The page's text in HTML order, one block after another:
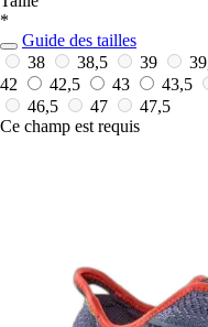
*
Guide des tailles
38
38,5 39
42
42,5 43 43,5
46,5
47
47,5
Ce champ est requis